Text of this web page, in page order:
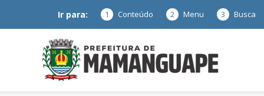
Ir para: 1 Conteúdo 2 Menu 3 Busca